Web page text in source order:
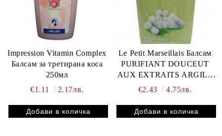
Impression Vitamin Complex
Балсам за третирана коса
250мл
€1.11
2.17лв.
Le Petit Marseillais Балсам
PURIFIANT DOUCEUT
AUX EXTRAITS ARGILE
BLANCHE & LAIT DE
€2.43 4.75лв.